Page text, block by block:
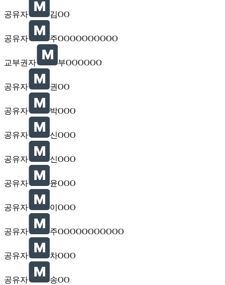
공유자 김OO
공유자 주OOOOOOOOOO
교부권자 부OOOOOO
공유자 권OO
공유자 박OOO
공유자 신OOO
공유자 신OOO
공유자 윤OOO
공유자 이OOO
공유자 주OOOOOOOOOOO
공유자 차OOO
공유자 송OO